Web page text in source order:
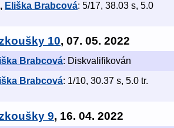
, Eliška Brabcová: 5/17, 38.03 s, 5.0
10, 07. 05. 2022
Brabcová: Diskvalifikován
Brabcová: 1/10, 30.37 s, 5.0 tr.
9, 16. 04. 2022